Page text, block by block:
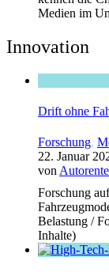
Medien im
Innovation
Drift ohne
Forschung,
22. Januar
von
Forschung
Belastung /
Inhalte)